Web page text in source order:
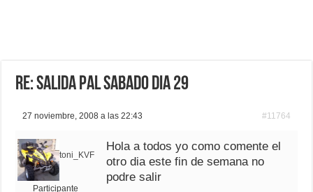
Re: salida pal sabado dia 29
27 noviembre, 2008 a las 22:43 #11764
toni_KVF
Participante
Hola a todos yo como comente el
otro dia este fin de semana no
podre salir